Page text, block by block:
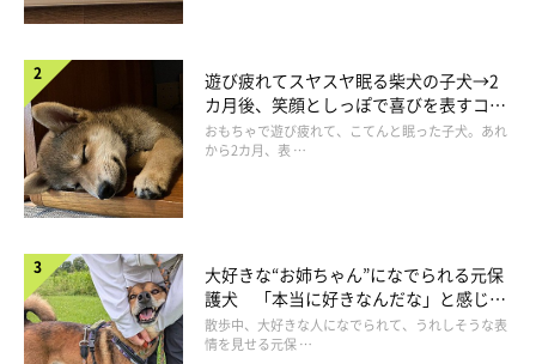
お迎え初日に飼い主さんとソファでくつろぐくぅちゃん
@PONA_15
飼い主さんは昨年、飼っていた先代の愛犬を若くして病気で亡く
ようになったそうです。そこで飼い主さんはくぅちゃんと出会っ
たといいます。
遊び疲れてスヤスヤ眠る柴犬の子犬→2
カ月後、笑顔としっぽで喜びを表すコに
成長！
おもちゃで遊び疲れて、こてんと眠った子犬。あれ
から2カ月、表 …
大好きな“お姉ちゃん”になでられる元保
護犬 「本当に好きなんだな」と感じる
表情にほっこり
散歩中、大好きな人になでられて、うれしそうな表
情を見せる元保 …